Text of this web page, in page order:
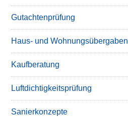
Gutachtenprüfung
Haus- und Wohnungsübergaben
Kaufberatung
Luftdichtigkeitsprüfung
Sanierkonzepte